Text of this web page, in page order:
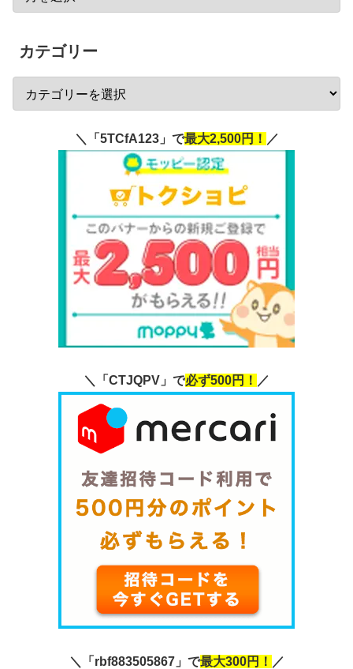
カテゴリー
＼「5TCfA123」で最大2,500円！ ／
＼「CTJQPV」で必ず500円！ ／
＼「rbf883505867」で最大300円！ ／